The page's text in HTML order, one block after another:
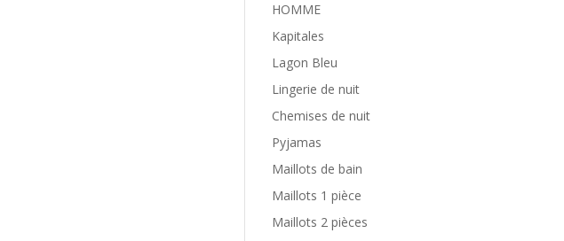
HOMME
Kapitales
Lagon Bleu
Lingerie de nuit
Chemises de nuit
Pyjamas
Maillots de bain
Maillots 1 pièce
Maillots 2 pièces